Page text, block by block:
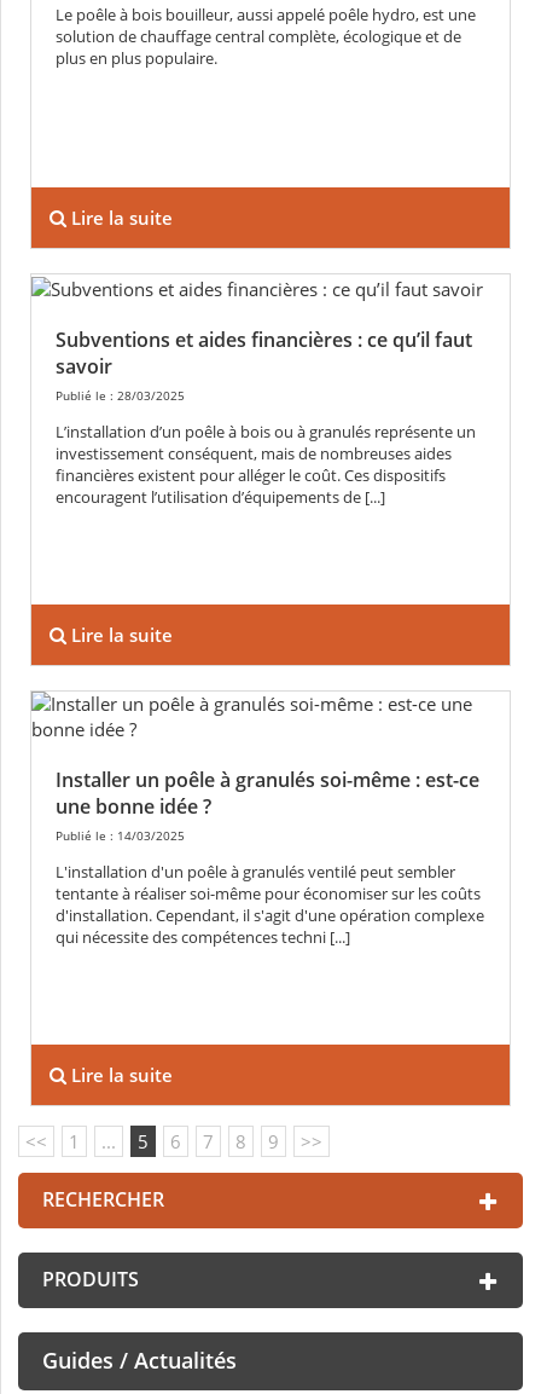
Le poêle à bois bouilleur, aussi appelé poêle hydro, est une
solution de chauffage central complète, écologique et de
plus en plus populaire.
Lire la suite
Subventions et aides financières : ce qu’il faut
savoir
Publié le : 28/03/2025
L’installation d’un poêle à bois ou à granulés représente un
investissement conséquent, mais de nombreuses aides
financières existent pour alléger le coût. Ces dispositifs
encouragent l’utilisation d’équipements de [...]
Lire la suite
Installer un poêle à granulés soi-même : est-ce
une bonne idée ?
Publié le : 14/03/2025
L'installation d'un poêle à granulés ventilé peut sembler
tentante à réaliser soi-même pour économiser sur les coûts
d'installation. Cependant, il s'agit d'une opération complexe
qui nécessite des compétences techni [...]
Lire la suite
<< 1 ... 5 6 7 8 9 >>
RECHERCHER
PRODUITS
Guides / Actualités